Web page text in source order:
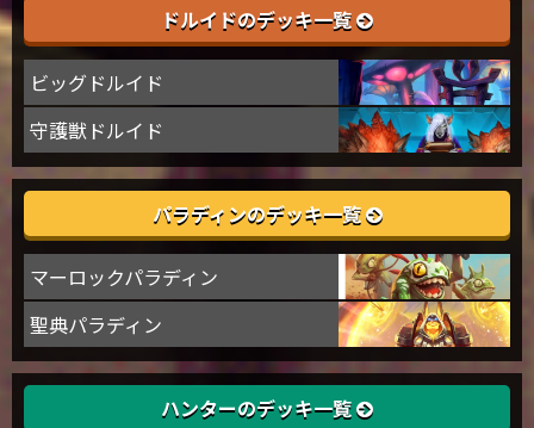
ドルイドのデッキ一覧
ビッグドルイド
守護獣ドルイド
パラディンのデッキ一覧
マーロックパラディン
聖典パラディン
ハンターのデッキ一覧